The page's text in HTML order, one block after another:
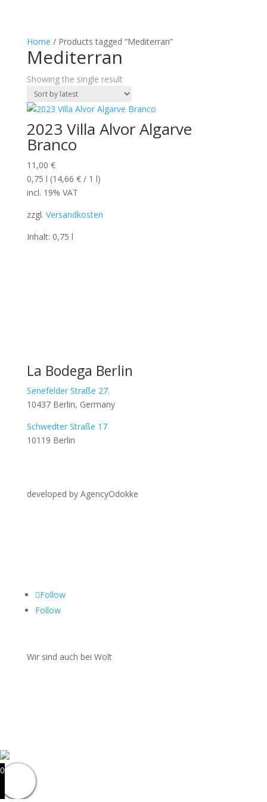
Home / Products tagged “Mediterran”
Mediterran
Showing the single result
2023 Villa Alvor Algarve
Branco
11,00 €
0,75 l (14,66 €/ 1 l)
incl. 19% VAT
zzgl. Versandkosten
Inhalt: 0,75 l
La Bodega Berlin
Senefelder Straße 27.
10437 Berlin, Germany
Schwedter Straße 17
10119 Berlin
developed by AgencyOdokke
Follow
Follow
Wir sind auch bei Wolt
0